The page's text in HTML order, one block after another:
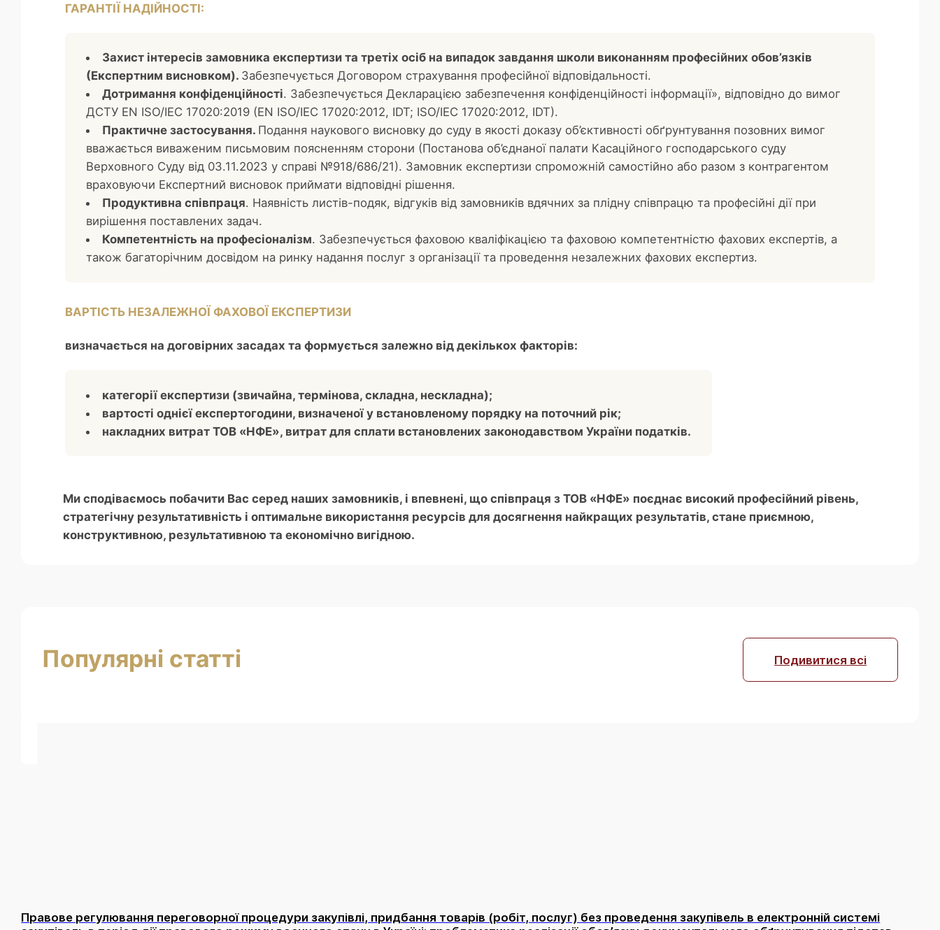
ГАРАНТІЇ НАДІЙНОСТІ:
Захист інтересів замовника експертизи та третіх осіб на випадок завдання школи виконанням професійних обов’язків
(Експертним висновком). Забезпечується Договором страхування професійної відповідальності.
Дотримання конфіденційності. Забезпечується Декларацією забезпечення конфіденційності інформації», відповідно до вимог
ДСТУ EN ISO/IEC 17020:2019 (EN ISO/IEC 17020:2012, IDT; ISO/IEC 17020:2012, IDT).
Практичне застосування. Подання наукового висновку до суду в якості доказу об’єктивності обґрунтування позовних вимог
вважається виваженим письмовим поясненням сторони (Постанова об’єднаної палати Касаційного господарського суду
Верховного Суду від 03.11.2023 у справі №918/686/21). Замовник експертизи спроможній самостійно або разом з контрагентом
враховуючи Експертний висновок приймати відповідні рішення.
Продуктивна співпраця. Наявність листів-подяк, відгуків від замовників вдячних за плідну співпрацю та професійні дії при
вирішення поставлених задач.
Компетентність на професіоналізм. Забезпечується фаховою кваліфікацією та фаховою компетентністю фахових експертів, а
також багаторічним досвідом на ринку надання послуг з організації та проведення незалежних фахових експертиз.
ВАРТІСТЬ НЕЗАЛЕЖНОЇ ФАХОВОЇ ЕКСПЕРТИЗИ
визначається на договірних засадах та формується залежно від декількох факторів:
категорії експертизи (звичайна, термінова, складна, нескладна);
вартості однієї експертогодини, визначеної у встановленому порядку на поточний рік;
накладних витрат ТОВ «НФЕ», витрат для сплати встановлених законодавством України податків.
Ми сподіваємось побачити Вас серед наших замовників, і впевнені, що співпраця з ТОВ «НФЕ» поєднає високий професійний рівень,
стратегічну результативність і оптимальне використання ресурсів для досягнення найкращих результатів, стане приємною,
конструктивною, результативною та економічно вигідною.
Популярні статті Подивитися всі
Правове регулювання переговорної процедури закупівлі, придбання товарів (робіт, послуг) без проведення закупівель в електронній системі